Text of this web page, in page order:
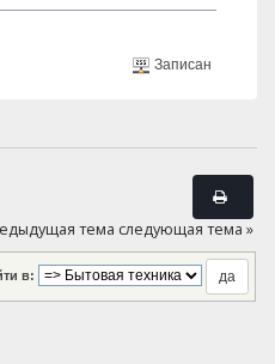
Записан
тема следующая тема »
в: